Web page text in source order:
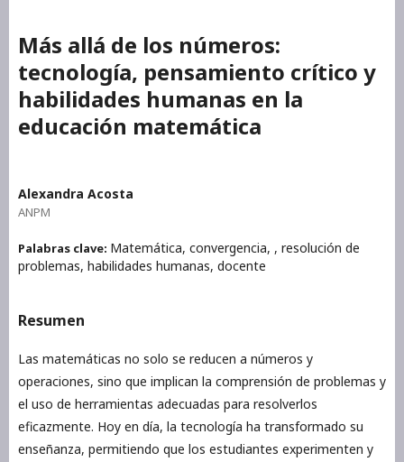
Más allá de los números:
tecnología, pensamiento crítico y
habilidades humanas en la
educación matemática
Alexandra Acosta
ANPM
Palabras clave: Matemática, convergencia, , resolución de
problemas, habilidades humanas, docente
Resumen
Las matemáticas no solo se reducen a números y
operaciones, sino que implican la comprensión de problemas y
el uso de herramientas adecuadas para resolverlos
eficazmente. Hoy en día, la tecnología ha transformado su
enseñanza, permitiendo que los estudiantes experimenten y